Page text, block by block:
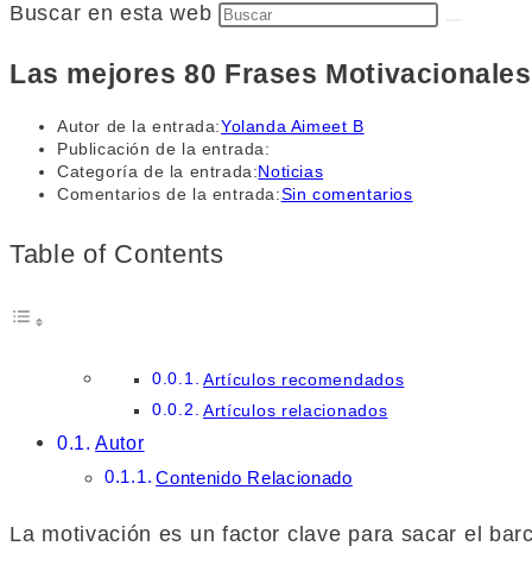
Buscar en esta web
Las mejores 80 Frases
Autor de la entrada:Yolanda Aimeet B
Publicación de la entrada:
Categoría de la entrada:Noticias
Comentarios de la entrada:Sin comentarios
Table of Contents
Artículos recomendados
Artículos relacionados
Autor
Contenido Relacionado
La motivación es un factor clave para sacar el